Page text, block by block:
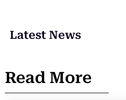
Latest News
Read More